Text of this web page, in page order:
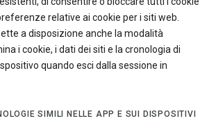
relative ai cookie per i siti web.
a disposizione anche la modalità
i cookie, i dati dei siti e la cronologia di
quando esci dalla sessione in
SIMILI NELLE APP E SUI DISPOSITIVI